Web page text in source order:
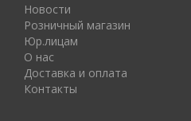
Новости
Розничный магазин
Юр.лицам
О нас
Доставка и оплата
Контакты